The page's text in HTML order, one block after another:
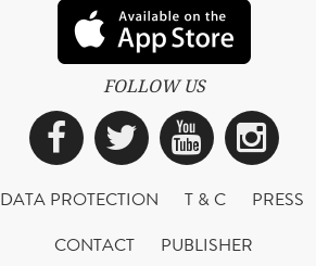
FOLLOW US
Facebook
Twitter
DATA PROTECTION T & C
PRESS
CONTACT
PUBLISHER